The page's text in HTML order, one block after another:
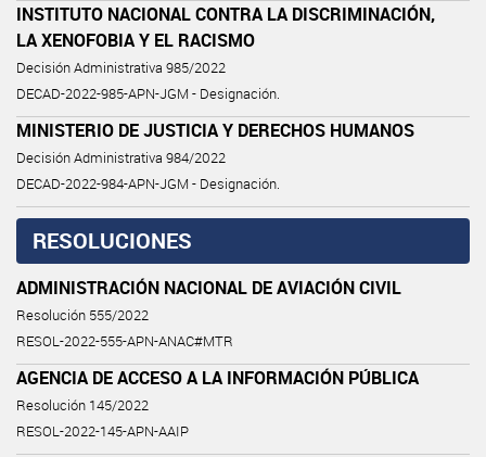
INSTITUTO NACIONAL CONTRA LA DISCRIMINACIÓN,
LA XENOFOBIA Y EL RACISMO
Decisión Administrativa 985/2022
DECAD-2022-985-APN-JGM - Designación.
MINISTERIO DE JUSTICIA Y DERECHOS HUMANOS
Decisión Administrativa 984/2022
DECAD-2022-984-APN-JGM - Designación.
RESOLUCIONES
ADMINISTRACIÓN NACIONAL DE AVIACIÓN CIVIL
Resolución 555/2022
RESOL-2022-555-APN-ANAC#MTR
AGENCIA DE ACCESO A LA INFORMACIÓN PÚBLICA
Resolución 145/2022
RESOL-2022-145-APN-AAIP